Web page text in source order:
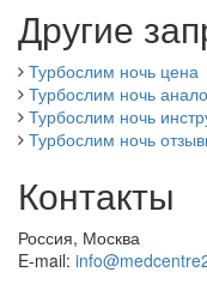
Другие
Турбослим ночь цена
Турбослим ночь
Турбослим ночь
Турбослим ночь
Контакты
Россия, Москва
E-mail: